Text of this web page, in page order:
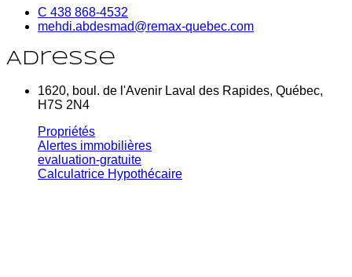
C 438 868-4532
mehdi.abdesmad@remax-quebec.com
Adresse
1620, boul. de l'Avenir Laval des Rapides, Québec,
H7S 2N4
Propriétés
Alertes immobilières
evaluation-gratuite
Calculatrice Hypothécaire